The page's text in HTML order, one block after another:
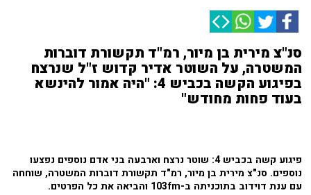
סנ"צ מירית בן מיור, רמ"ד תקשורת דוברות
המשטרה, על השוטר אדיר קדוש ז"ל שנרצח
בפיגוע הקשה בכביש 4: "היה אמור להינשא
בעוד פחות מחודש"
פיגוע קשה בכביש 4: שוטר נרצח וארבעה בני אדם נוספים נפצעו
נוספים. סנ"צ מירית בן מיור, רמ"ד תקשורת דוברות המשטרה, שוחחה
עם ענת דוידוב בתוכניתה ב-103fm והביאה את כל הפרטים.